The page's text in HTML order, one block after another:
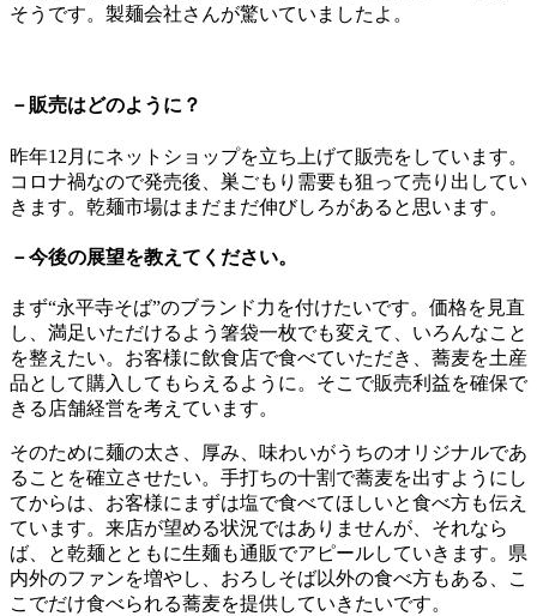
そうです。製麺会社さんが驚いていましたよ。
－販売はどのように？
昨年12月にネットショップを立ち上げて販売をしています。
コロナ禍なので発売後、巣ごもり需要も狙って売り出してい
きます。乾麺市場はまだまだ伸びしろがあると思います。
－今後の展望を教えてください。
まず“永平寺そば”のブランド力を付けたいです。価格を見直
し、満足いただけるよう箸袋一枚でも変えて、いろんなこと
を整えたい。お客様に飲食店で食べていただき、蕎麦を土産
品として購入してもらえるように。そこで販売利益を確保で
きる店舗経営を考えています。
そのために麺の太さ、厚み、味わいがうちのオリジナルであ
ることを確立させたい。手打ちの十割で蕎麦を出すようにし
てからは、お客様にまずは塩で食べてほしいと食べ方も伝え
ています。来店が望める状況ではありませんが、それなら
ば、と乾麺とともに生麺も通販でアピールしていきます。県
内外のファンを増やし、おろしそば以外の食べ方もある、こ
こでだけ食べられる蕎麦を提供していきたいです。